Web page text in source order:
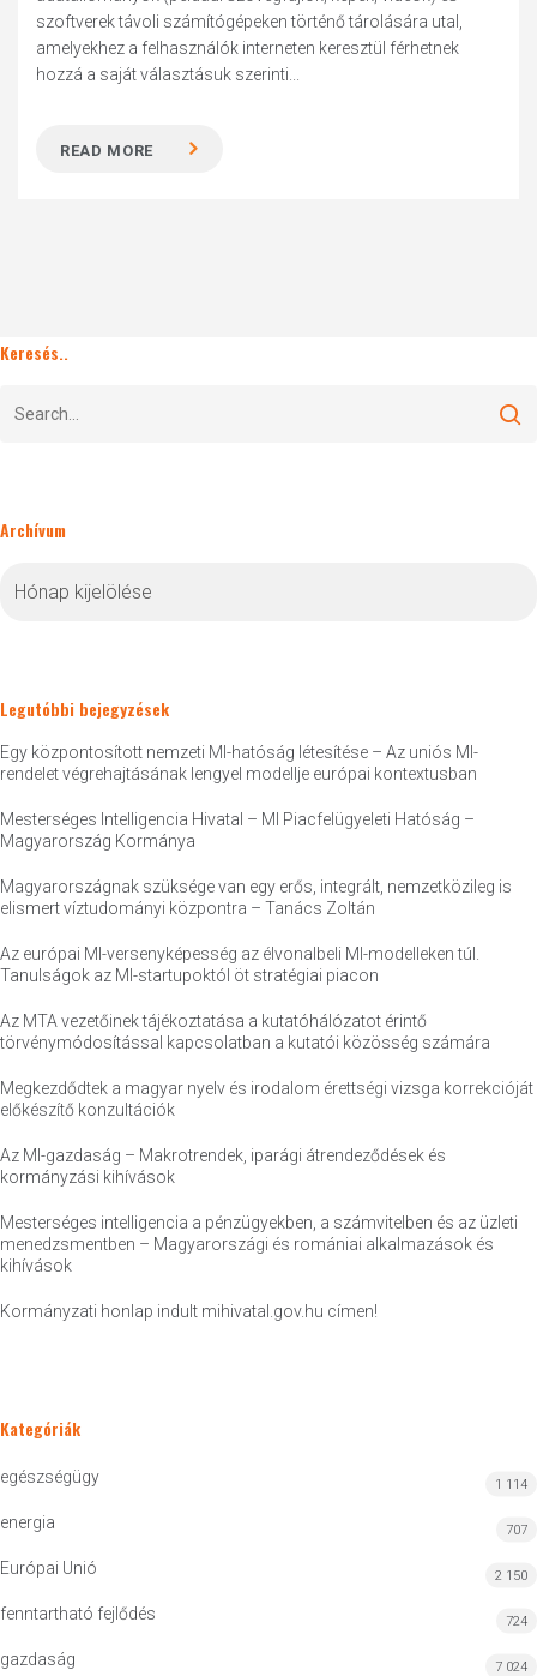
szoftverek távoli számítógépeken történő tárolására utal,
amelyekhez a felhasználók interneten keresztül férhetnek
hozzá a saját választásuk szerinti...
READ MORE
Keresés..
Archívum
Legutóbbi bejegyzések
Egy központosított nemzeti MI-hatóság létesítése – Az uniós MI-
rendelet végrehajtásának lengyel modellje európai kontextusban
Mesterséges Intelligencia Hivatal – MI Piacfelügyeleti Hatóság –
Magyarország Kormánya
Magyarországnak szüksége van egy erős, integrált, nemzetközileg is
elismert víztudományi központra – Tanács Zoltán
Az európai MI-versenyképesség az élvonalbeli MI-modelleken túl.
Tanulságok az MI-startupoktól öt stratégiai piacon
Az MTA vezetőinek tájékoztatása a kutatóhálózatot érintő
törvénymódosítással kapcsolatban a kutatói közösség számára
Megkezdődtek a magyar nyelv és irodalom érettségi vizsga korrekcióját
előkészítő konzultációk
Az MI-gazdaság – Makrotrendek, iparági átrendeződések és
kormányzási kihívások
Mesterséges intelligencia a pénzügyekben, a számvitelben és az üzleti
menedzsmentben – Magyarországi és romániai alkalmazások és
kihívások
Kormányzati honlap indult mihivatal.gov.hu címen!
Kategóriák
egészségügy 1 114
energia 707
Európai Unió 2 150
fenntartható fejlődés 724
gazdaság 7 024